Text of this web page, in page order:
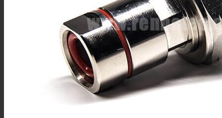
MMCX连接器
SSMB连接器
SSMA连接器